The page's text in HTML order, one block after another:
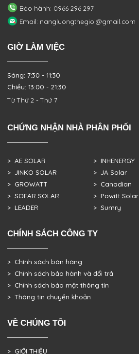
Bảo hành: 0966 296 297
Email: nangluongthegioi@gmail.com
GIỜ LÀM VIỆC
Sáng: 7:30 - 11:30
Chiều: 13:00 - 21:30
Từ Thứ 2 - Thứ 7
CHỨNG NHẬN NHÀ PHÂN PHỐI
> AE SOLAR
> JINKO SOLAR
> GROWATT
> SOFAR SOLAR
> LEADER
> INHENERGY
> JA Solar
> Canadian
> Powitt Solar
> Sumry
CHÍNH SÁCH CÔNG TY
> Chính sách bán hàng
> Chính sách bảo hành và đổi trả
> Chính sách bảo mật thông tin
> Thông tin chuyển khoản
VỀ CHÚNG TÔI
> GIỚI THIỆU